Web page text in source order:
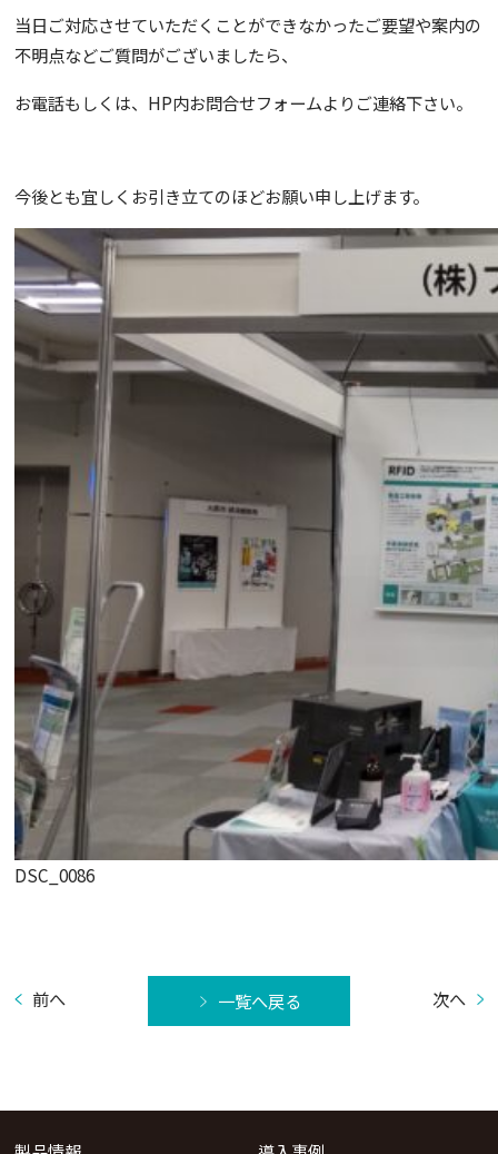
当日ご対応させていただくことができなかったご要望や案内の
不明点などご質問がございましたら、
お電話もしくは、HP内お問合せフォームよりご連絡下さい。
今後とも宜しくお引き立てのほどお願い申し上げます。
DSC_0086
前へ 一覧へ戻る 次へ